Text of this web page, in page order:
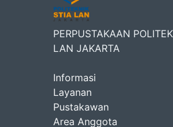
PERPUSTAKAAN
LAN JAKARTA
Informasi
Layanan
Pustakawan
Area Anggota